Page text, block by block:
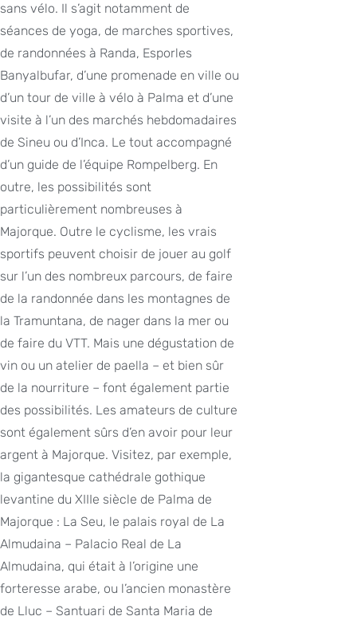
sans vélo. Il s’agit notamment de
séances de yoga, de marches sportives,
de randonnées à Randa, Esporles
Banyalbufar, d’une promenade en ville ou
d’un tour de ville à vélo à Palma et d’une
visite à l’un des marchés hebdomadaires
de Sineu ou d’Inca. Le tout accompagné
d’un guide de l’équipe Rompelberg. En
outre, les possibilités sont
particulièrement nombreuses à
Majorque. Outre le cyclisme, les vrais
sportifs peuvent choisir de jouer au golf
sur l’un des nombreux parcours, de faire
de la randonnée dans les montagnes de
la Tramuntana, de nager dans la mer ou
de faire du VTT. Mais une dégustation de
vin ou un atelier de paella – et bien sûr
de la nourriture – font également partie
des possibilités. Les amateurs de culture
sont également sûrs d’en avoir pour leur
argent à Majorque. Visitez, par exemple,
la gigantesque cathédrale gothique
levantine du XIIIe siècle de Palma de
Majorque : La Seu, le palais royal de La
Almudaina – Palacio Real de La
Almudaina, qui était à l’origine une
forteresse arabe, ou l’ancien monastère
de Lluc – Santuari de Santa Maria de